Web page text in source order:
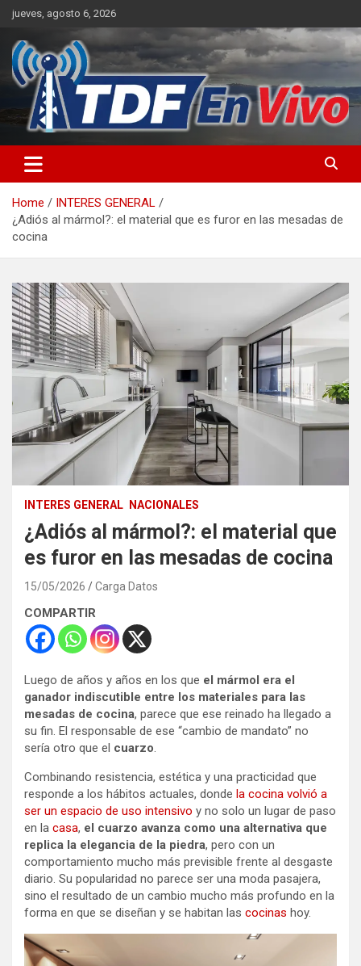
Skip
content
jueves, agosto 6, 2026
Home
INTERES GENERAL
¿Adiós al mármol?: el material que es furor en las mesadas de
cocina
INTERES GENERAL NACIONALES
¿Adiós al mármol?: el material que
es furor en las mesadas de cocina
15/05/2026 Carga Datos
COMPARTIR
Luego de años y años en los que el mármol era el
ganador indiscutible entre los materiales para las
mesadas de cocina, parece que ese reinado ha llegado a
su fin. El responsable de ese “cambio de mandato” no
sería otro que el cuarzo
Combinando resistencia, estética y una practicidad que
responde a los hábitos actuales, donde la cocina volvió a
ser un espacio de uso intensivo y no solo un lugar de paso
en la casa, el cuarzo avanza como una alternativa que
replica la elegancia de la piedra, pero con un
comportamiento mucho más previsible frente al desgaste
diario. Su popularidad no parece ser una moda pasajera,
sino el resultado de un cambio mucho más profundo en la
forma en que se diseñan y se habitan las cocinas hoy.